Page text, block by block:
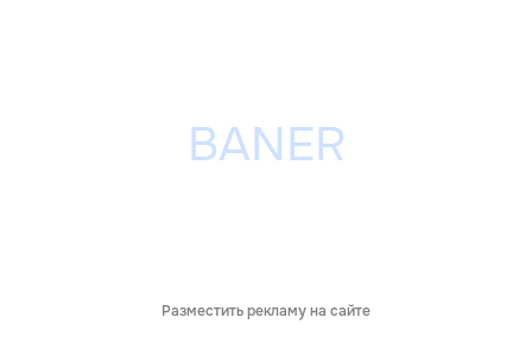
Разместить рекламу на сайте